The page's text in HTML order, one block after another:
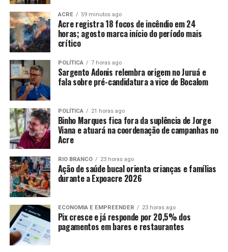
ACRE 59 minutos ago
Acre registra 18 focos de incêndio em 24
horas; agosto marca início do período mais
crítico
POLÍTICA 7 horas ago
Sargento Adonis relembra origem no Juruá e
fala sobre pré-candidatura a vice de Bocalom
POLÍTICA 21 horas ago
Binho Marques fica fora da suplência de Jorge
Viana e atuará na coordenação de campanhas no
Acre
RIO BRANCO 23 horas ago
Ação de saúde bucal orienta crianças e famílias
durante a Expoacre 2026
ECONOMIA E EMPREENDER 23 horas ago
Pix cresce e já responde por 20,5% dos
pagamentos em bares e restaurantes